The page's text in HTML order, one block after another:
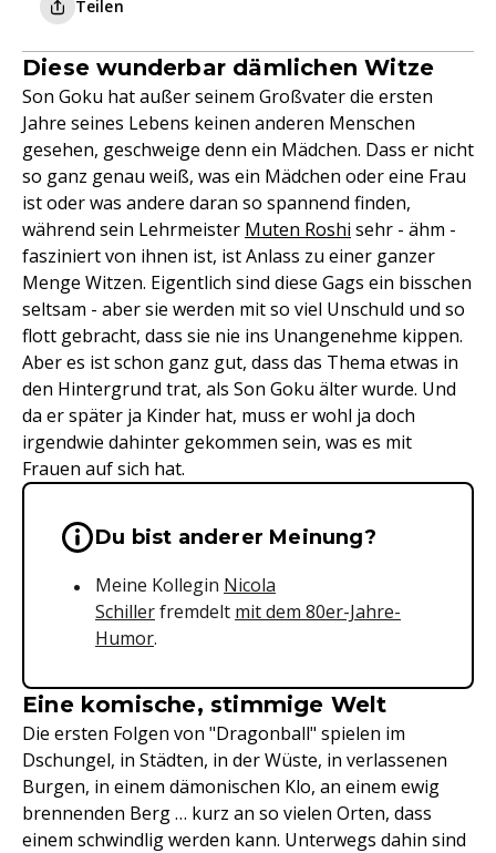
Teilen
Diese wunderbar dämlichen Witze
Son Goku hat außer seinem Großvater die ersten
Jahre seines Lebens keinen anderen Menschen
gesehen, geschweige denn ein Mädchen. Dass er nicht
so ganz genau weiß, was ein Mädchen oder eine Frau
ist oder was andere daran so spannend finden,
während sein Lehrmeister Muten Roshi sehr - ähm -
fasziniert von ihnen ist, ist Anlass zu einer ganzer
Menge Witzen. Eigentlich sind diese Gags ein bisschen
seltsam - aber sie werden mit so viel Unschuld und so
flott gebracht, dass sie nie ins Unangenehme kippen.
Aber es ist schon ganz gut, dass das Thema etwas in
den Hintergrund trat, als Son Goku älter wurde. Und
da er später ja Kinder hat, muss er wohl ja doch
irgendwie dahinter gekommen sein, was es mit
Frauen auf sich hat.
Wichtige Hinweise &
Du bist anderer Meinung?
Meine Kollegin Nicola
Schillerfremdelt mit dem 80er-Jahre-
Humor.
Eine komische, stimmige Welt
Die ersten Folgen von "Dragonball" spielen im
Dschungel, in Städten, in der Wüste, in verlassenen
Burgen, in einem dämonischen Klo, an einem ewig
brennenden Berg … kurz an so vielen Orten, dass
einem schwindlig werden kann. Unterwegs dahin sind